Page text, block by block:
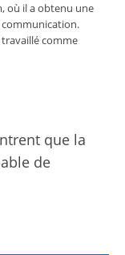
où il a obtenu une
communication.
comme
que la
de